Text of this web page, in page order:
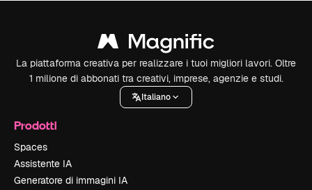
La piattaforma creativa per realizzare i tuoi migliori lavori. Oltre
1 milione di abbonati tra creativi, imprese, agenzie e studi.
Italiano
Prodotti
Spaces
Assistente IA
Generatore di immagini IA